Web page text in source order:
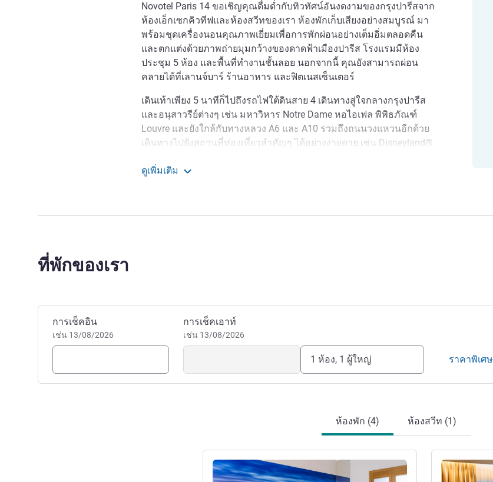
Novotel Paris 14 ขอเชิญคุณดื่มด่ำกับทิวทัศน์อันงดงามของกรุงปารีสจาก
ห้องเอ็กเซกคิวทีฟและห้องสวีทของเรา ห้องพักเก็บเสียงอย่างสมบูรณ์ มา
พร้อมชุดเครื่องนอนคุณภาพเยี่ยมเพื่อการพักผ่อนอย่างเต็มอิ่มตลอดคืน
และตกแต่งด้วยภาพถ่ายมุมกว้างของดาดฟ้าเมืองปารีส โรงแรมมีห้อง
ประชุม 5 ห้อง และพื้นที่ทำงานชั้นลอย นอกจากนี้ คุณยังสามารถผ่อน
คลายได้ที่เลานจ์บาร์ ร้านอาหาร และฟิตเนสเซ็นเตอร์
เดินเท้าเพียง 5 นาทีก็ไปถึงรถไฟใต้ดินสาย 4 เดินทางสู่ใจกลางกรุงปารีส
และอนุสาวรีย์ต่างๆ เช่น มหาวิหาร Notre Dame หอไอเฟล พิพิธภัณฑ์
Louvre และยังใกล้กับทางหลวง A6 และ A10 รวมถึงถนนวงแหวนอีกด้วย
เดินทางไปยังสถานที่ท่องเที่ยวสำคัญๆ ได้อย่างง่ายดาย เช่น Disneyland®
ออร์ลีนส์นี้ยังเดินทางได้อย่างสะดวกสบายทางสถานีรถไฟ Gare de Lyon
รับประทานอาหาร ทั้งยังอยู่ใกล้กับ Montparnasse Station และ Parc des
Expositions
Alexis NICOLAS ฝ่ายบริหารโรงแรม
ดูเพิ่มเติม
ที่พักของเรา
จองโรงแรมนี้
การเช็คอิน
เช่น 13/08/2026
การเช็คเอาท์
เช่น 13/08/2026
1 ห้อง, 1 ผู้ใหญ่ ราคาพิเศษ
ห้องพัก (4) ห้องสวีท (1)
ดูรายละเอียด ดูรายละเอียด